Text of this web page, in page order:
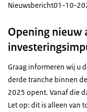
Nieuwsbericht01-10-
Opening nieuw
Graag informeren wij u
derde tranche binnen
2025 opent. Vanaf die
Let op: dit is alleen van